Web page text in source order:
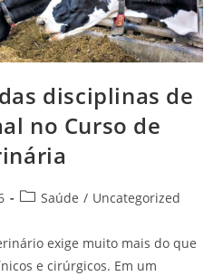
disciplinas de
no Curso de
Saúde / Uncategorized
exige muito mais do que
e cirúrgicos. Em um